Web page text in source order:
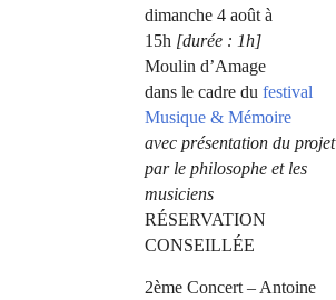
dimanche 4 août à
15h [durée : 1h]
Moulin d’Amage
dans le cadre du festival
Musique & Mémoire
avec présentation du projet
par le philosophe et les
musiciens
RÉSERVATION
CONSEILLÉE
2ème Concert – Antoine